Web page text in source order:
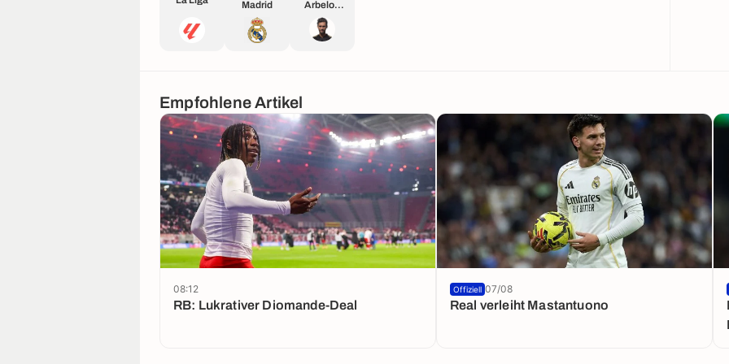
Madrid
Arbeloa
Coca
Empfohlene Artikel
RB: Lukrativer Diomande-Deal
08:12
Real verleiht Mastantuono
Offiziell 07/08